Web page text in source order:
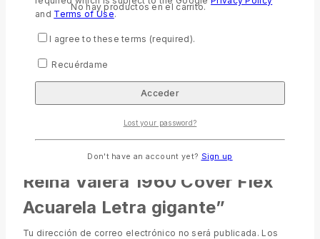
LETRA GIGANTE (16+) Letra gigante 14 puntos
No hay valoraciones aún.
Sé el primero en valorar “Biblia
Reina Valera 1960 Cover Flex
Acuarela Letra gigante”
Tu dirección de correo electrónico no será publicada. Los
and Terms of Use.
I agree to these terms (required).
Recuérdame
Lost your password?
Don't have an account yet? Sign up
No hay productos en el carrito.